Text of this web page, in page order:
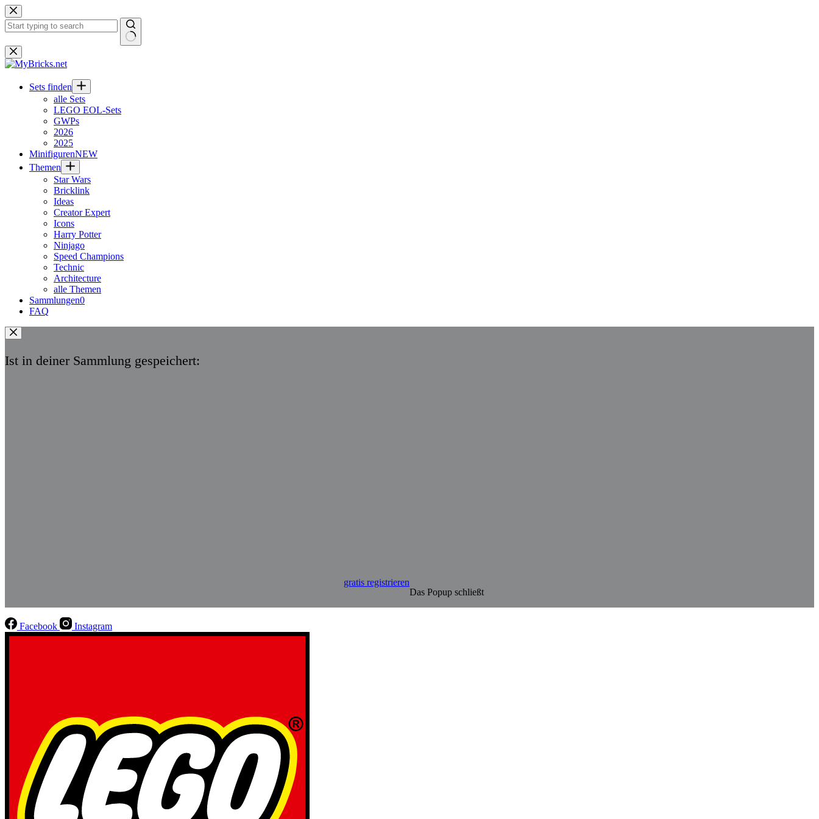
Zum
Inhalt
springen
Keine
Ergebnisse
Sets finden
alle Sets
LEGO EOL-Sets
GWPs
2026
2025
MinifigurenNEW
Themen
Star Wars
Bricklink
Ideas
Creator Expert
Icons
Harry Potter
Ninjago
Speed Champions
Technic
Architecture
alle Themen
Sammlungen0
FAQ
Ist in deiner Sammlung gespeichert:
gratis registrieren
Das Popup schließt
Facebook Instagram